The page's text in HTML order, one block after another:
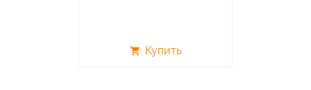
shopping_cart Купить